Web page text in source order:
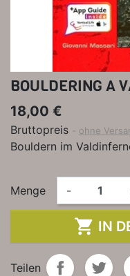
BOULDERING A
18,00 €
Bruttopreis ohne
Bouldern im
Menge -
 IN
Teilen